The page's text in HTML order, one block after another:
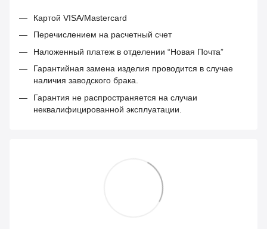
Картой VISA/Mastercard
Перечислением на расчетный счет
Наложенный платеж в отделении “Новая Почта”
Гарантийная замена изделия проводится в случае
наличия заводского брака.
Гарантия не распространяется на случаи
неквалифицированной эксплуатации.